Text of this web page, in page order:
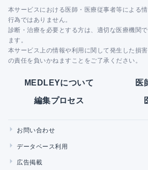
本サービスにおける医師・医療従事者等による
行為ではありません。
診断・治療を必要とする方は、適切な医療機関
ます。
本サービス上の情報や利用に関して発生した損
の責任を負いかねますことをご了承ください。
MEDLEYについて 医
編集プロセス
お問い合わせ
データベース利用
広告掲載